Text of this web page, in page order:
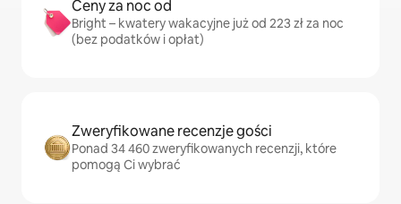
Ceny za noc od
Bright – kwatery wakacyjne już od 223 zł za noc
(bez podatków i opłat)
Zweryfikowane recenzje gości
Ponad 34 460 zweryfikowanych recenzji, które
pomogą Ci wybrać